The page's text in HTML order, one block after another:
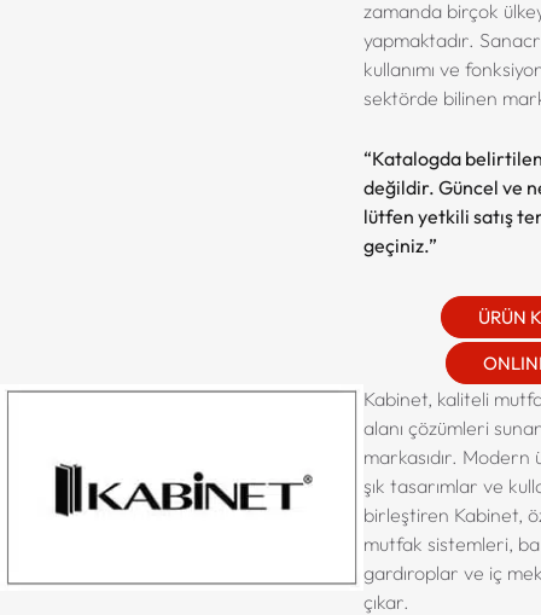
zamanda birçok
yapmaktadır.
kullanımı ve
sektörde bilinen
“Katalogda
değildir. Güncel ve
lütfen yetkili satış
geçiniz.”
ÜRÜN
Kabinet, kaliteli
alanı çözümleri
markasıdır.
şık tasarımlar ve
birleştiren Kabinet,
mutfak sistemleri,
gardıroplar ve iç
çıkar.